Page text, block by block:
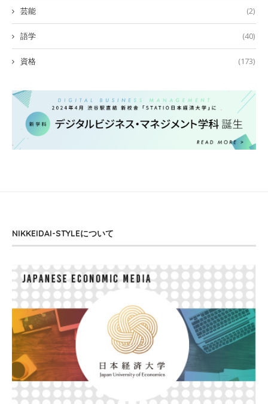
芸能 (2)
語学 (40)
資格 (173)
NIKKEIDAI-STYLEについて